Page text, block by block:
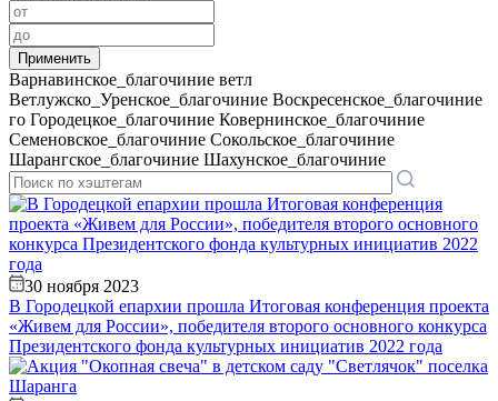
Варнавинское_благочиние ветл
Ветлужско_Уренское_благочиние Воскресенское_благочиние
го Городецкое_благочиние Ковернинское_благочиние
Семеновское_благочиние Сокольское_благочиние
Шарангское_благочиние Шахунское_благочиние
30 ноября 2023
В Городецкой епархии прошла Итоговая конференция проекта
«Живем для России», победителя второго основного конкурса
Президентского фонда культурных инициатив 2022 года